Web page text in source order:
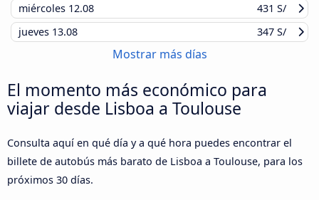
miércoles 12.08
431 S/
jueves 13.08 347 S/
Mostrar más días
El momento más económico para
viajar desde Lisboa a Toulouse
Consulta aquí en qué día y a qué hora puedes encontrar el
billete de autobús más barato de Lisboa a Toulouse, para los
próximos 30 días.